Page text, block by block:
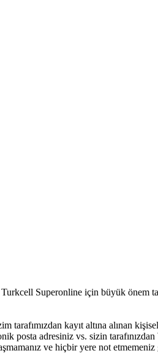
Superonline için büyük önem
tarafımızdan kayıt altına alınan
posta adresiniz vs. sizin
ve hiçbir yere not etmemeniz